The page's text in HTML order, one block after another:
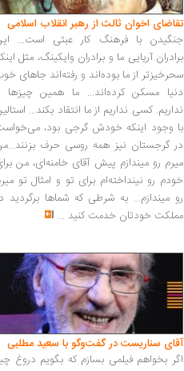
تقاضای اخوان ثالث از رهبر انقلاب اسلامی
جنگیدن با فرهنگ کار عبثی است...
برادران آریایی ما و برادران وایکینگ، مثل
سحرخیزتر از ما بوده‌اند و رفته‌اند جاهای
دنیا مسکن کرده‌اند... ما همین چیزها
نداریم. کسی نداریم از ما انتقاد بکند...
با وجود اینکه خودش گرجی بود،
در گرجستان نیز همه روسی حرف
میرم رو میندازم پیش آقای خامنه‌ای، من
خودم رو نینداخته‌ام برای تو و امثال تو
رو میندازم... به شرطی که شماها برگردید
مملکت خودتان خدمت کنید ...
آقای سناریست در گفت‌وگو با سعید مطلبی
اگر بخواهم فیلمی بسازم که بگویم دروغ